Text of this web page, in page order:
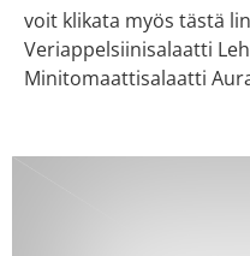
voit klikata myös tästä
Veriappelsiinisalaatti
Minitomaattisalaatti